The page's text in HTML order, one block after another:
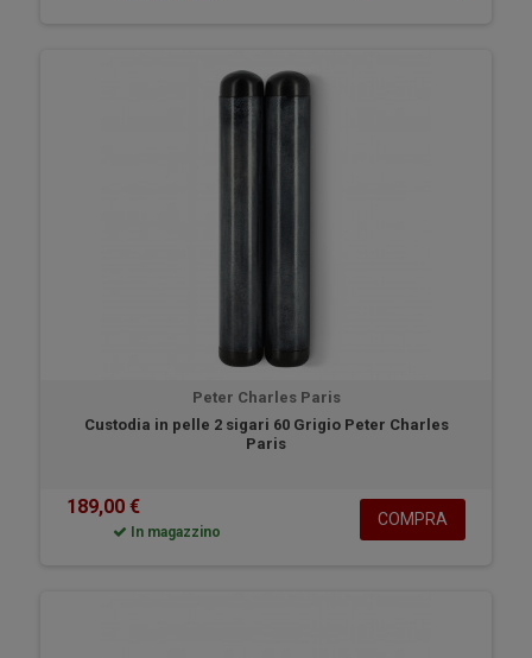
Peter Charles Paris
Custodia in pelle 2 sigari 60 Grigio Peter Charles
Paris
189,00 €
In magazzino
COMPRA